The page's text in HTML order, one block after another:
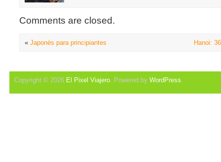
Comments are closed.
« Japonés para principiantes Hanoi:
Copyright © 2026 El Pixel Viajero . Powered by WordPress